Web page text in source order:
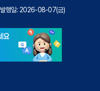
발행일: 2026-08-07(금)